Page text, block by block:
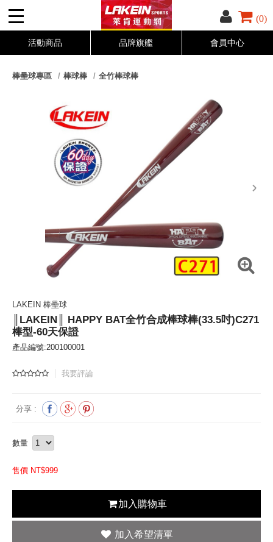
(0)
活動商品 品牌旗艦 會員中心
棒壘球專區 棒球棒 全竹棒球棒
next
LAKEIN 棒壘球
║LAKEIN║ HAPPY BAT全竹合成棒球棒(33.5吋)C271
棒型-60天保證
產品編號:200100001
我要評論
分享 :
數量
售價 NT$999
加入購物車